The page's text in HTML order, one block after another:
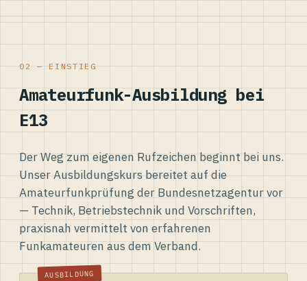
02 — EINSTIEG
Amateurfunk-Ausbildung bei
E13
Der Weg zum eigenen Rufzeichen beginnt bei uns.
Unser Ausbildungskurs bereitet auf die
Amateurfunkprüfung der Bundesnetzagentur vor
— Technik, Betriebstechnik und Vorschriften,
praxisnah vermittelt von erfahrenen
Funkamateuren aus dem Verband.